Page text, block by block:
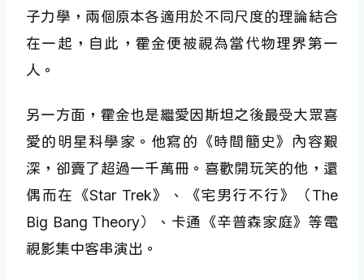
子力學，兩個原本各適用於不同尺度的理論結合
在一起，自此，霍金便被視為當代物理界第一
人。
另一方面，霍金也是繼愛因斯坦之後最受大眾喜
愛的明星科學家。他寫的《時間簡史》內容艱
深，卻賣了超過一千萬冊。喜歡開玩笑的他，還
偶而在《Star Trek》、《宅男行不行》（The
Big Bang Theory）、卡通《辛普森家庭》等電
視影集中客串演出。